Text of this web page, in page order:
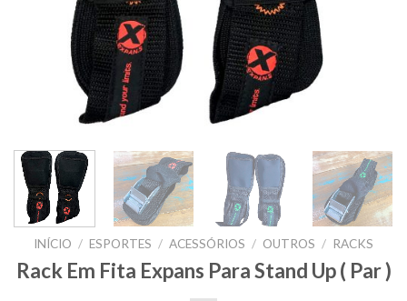
INÍCIO / ESPORTES / ACESSÓRIOS / OUTROS / RACKS
Rack Em Fita Expans Para Stand Up ( Par )